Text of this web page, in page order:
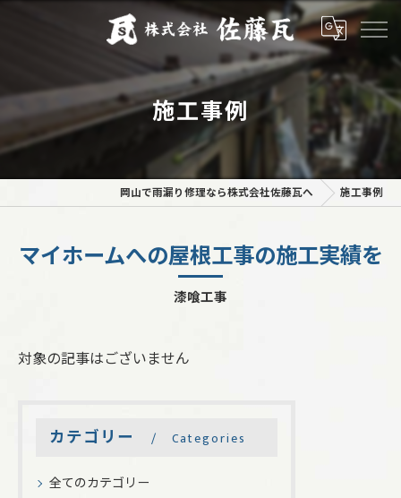
施工事例
岡山で雨漏り修理なら株式会社佐藤瓦へ 施工事例
マイホームへの屋根工事の施工実績を
漆喰工事
対象の記事はございません
カテゴリー Categories
全てのカテゴリー